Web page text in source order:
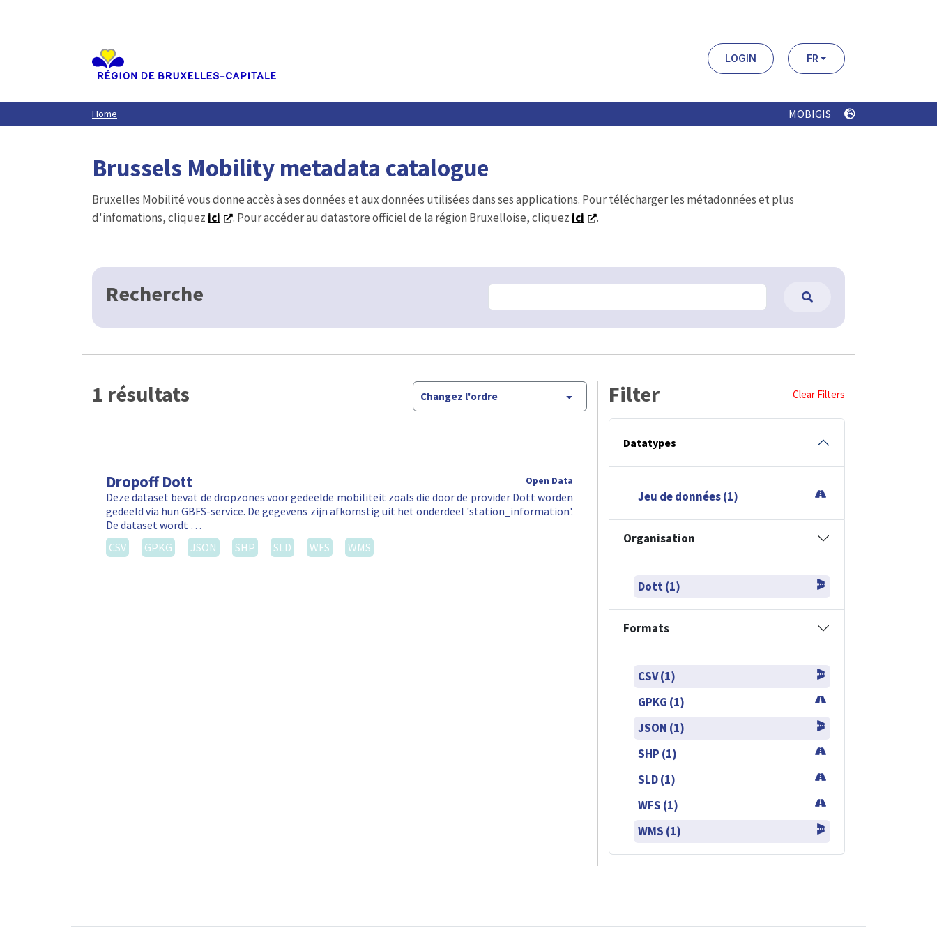
LOGIN FR
Home MOBIGIS
Brussels Mobility metadata catalogue
Bruxelles Mobilité vous donne accès à ses données et aux données utilisées dans ses applications. Pour télécharger les métadonnées et plus
d'infomations, cliquez ici . Pour accéder au datastore officiel de la région Bruxelloise, cliquez ici .
Recherche
1 résultats Changez l'ordre
Dropoff Dott Open Data
Deze dataset bevat de dropzones voor gedeelde mobiliteit zoals die door de provider Dott worden
gedeeld via hun GBFS-service. De gegevens zijn afkomstig uit het onderdeel 'station_information'.
De dataset wordt …
CSV
GPKG JSON SHP SLD WFS WMS
Filter Clear Filters
Datatypes
Jeu de données (1)
Organisation
Dott (1)
Formats
CSV (1)
GPKG (1)
JSON (1)
SHP (1)
SLD (1)
WFS (1)
WMS (1)